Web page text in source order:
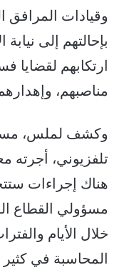
وقيادات المرافق
بإحالتهم إلى
ارتكابهم لقضايا
مناصبهم،
وكشف لملس،
تلفزيوني، أجرته
هناك إجراءات
مسؤولي القطاع
خلال الأيام
المحاسبة في